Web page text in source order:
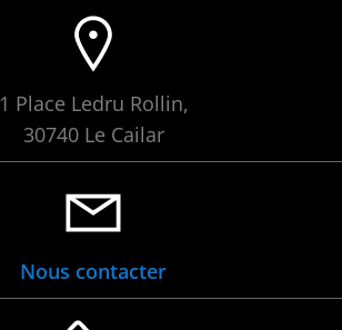
1 Place Ledru Rollin,
30740 Le Cailar
Nous contacter